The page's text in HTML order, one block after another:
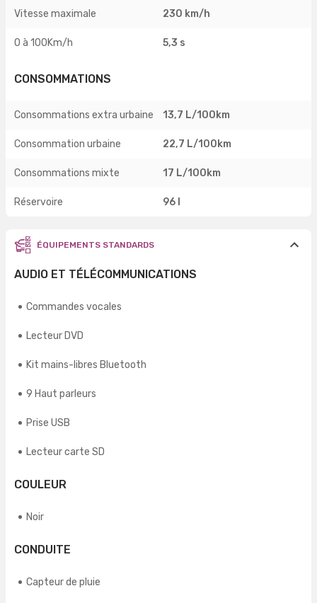
Vitesse maximale 230 km/h
0 à 100Km/h 5,3 s
CONSOMMATIONS
Consommations extra urbaine 13,7 L/100km
Consommation urbaine 22,7 L/100km
Consommations mixte 17 L/100km
Réservoire 96 l
ÉQUIPEMENTS STANDARDS
AUDIO ET TÉLÉCOMMUNICATIONS
Commandes vocales
Lecteur DVD
Kit mains-libres Bluetooth
9 Haut parleurs
Prise USB
Lecteur carte SD
COULEUR
Noir
CONDUITE
Capteur de pluie